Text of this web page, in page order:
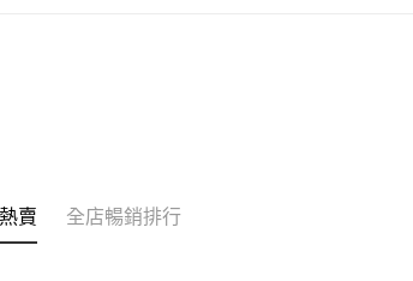
賣 全店暢銷排行